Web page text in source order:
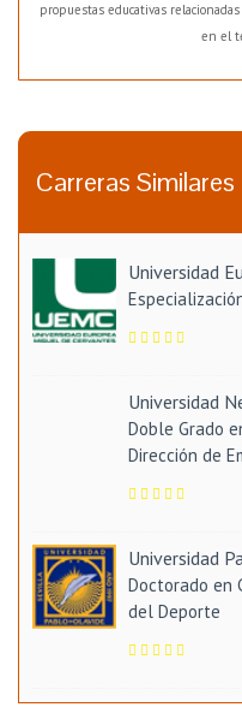
propuestas educativas
en el
Carreras Similares
Universidad
Universidad
Doble Grado
Dirección de
Universidad
Doctorado en
del Deporte